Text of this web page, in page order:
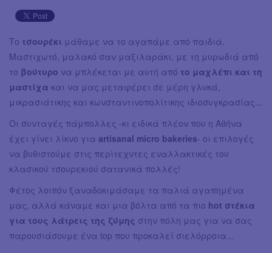
Το τσουρέκι μάθαμε να το αγαπάμε από παιδιά.
Μαστιχωτό, μαλακό σαν μαξιλαράκι, με τη μυρωδιά από
το βούτυρο να μπλέκεται με αυτή από το μαχλέπι και τη
μαστίχα και να μας μεταφέρει σε μέρη γλυκά,
μικρασιάτικης και κωνσταντινοπολίτικης ιδιοσυγκρασίας...
Οι συνταγές πάμπολλες -κι ειδικά πλέον που η Αθήνα
έχει γίνει λίκνο για artisanal micro bakeries- οι επιλογές
να βυθιστούμε στις περίτεχντες εναλλακτικές του
κλασικού τσουρεκιού σατανικά πολλές!
Φέτος λοιπόν ξαναδοκιμάσαμε τα παλιά αγαπημένα
μας, αλλά κάναμε και μια βόλτα από τα πιο hot στέκια
για τους λάτρεις της ζύμης στην πόλη μας για να σας
παρουσιάσουμε ένα top που προκαλεί σιελόρροια...